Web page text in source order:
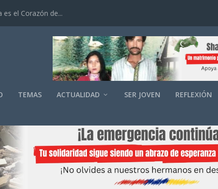
el Corazón de...
TEMAS ACTUALIDAD SER JOVEN REFLEXIÓN